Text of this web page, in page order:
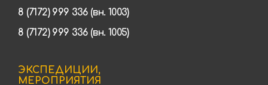
8 (7172) 999 336 (вн. 1003)
8 (7172) 999 336 (вн. 1005)
ЭКСПЕДИЦИИ,
МЕРОПРИЯТИЯ